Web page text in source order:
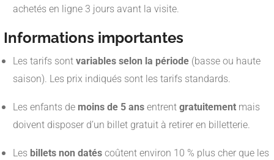
achetés en ligne 3 jours avant la visite.
Informations importantes
Les tarifs sont variables selon la période (basse ou haute
saison). Les prix indiqués sont les tarifs standards.
Les enfants de moins de 5 ans entrent gratuitement mais
doivent disposer d’un billet gratuit à retirer en billetterie.
Les billets non datés coûtent environ 10 % plus cher que les